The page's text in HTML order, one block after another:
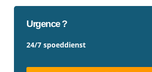
Urgence ?
24/7 spoeddienst